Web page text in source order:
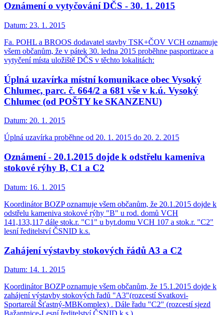
Oznámení o vytyčování DČS - 30. 1. 2015
Datum: 23. 1. 2015
Fa. POHL a BROOS dodavatel stavby TSK+ČOV VCH oznamuje
všem občanům, že v pátek 30. ledna 2015 proběhne pasportizace a
vytyčení místa uložiště DČS v těchto lokalitách:
Úplná uzavírka místní komunikace obec Vysoký
Chlumec, parc. č. 664/2 a 681 vše v k.ú. Vysoký
Chlumec (od POŠTY ke SKANZENU)
Datum: 20. 1. 2015
Úplná uzavírka proběhne od 20. 1. 2015 do 20. 2. 2015
Oznámení - 20.1.2015 dojde k odstřelu kameniva
stokové rýhy B, C1 a C2
Datum: 16. 1. 2015
Koordinátor BOZP oznamuje všem občanům, že 20.1.2015 dojde k
odstřelu kameniva stokové rýhy "B" u rod. domů VCH
141,133,117 dále stok.r. "C1" u byt.domu VCH 107 a stok.r. "C2"
lesní ředitelství ČSNID k.s.
Zahájení výstavby stokových řádů A3 a C2
Datum: 14. 1. 2015
Koordinátor BOZP oznamuje všem občanům, že 15.1.2015 dojde k
zahájení výstavby stokových řadů "A3"(rozcestí Svatkovi-
Sportareál Šťastný-MBKomplex) . Dále řadu "C2" (rozcestí sjezd